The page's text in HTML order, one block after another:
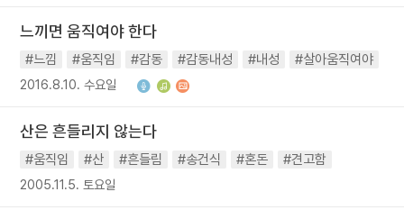
느끼면 움직여야 한다
#느낌 #움직임 #감동 #감동내성 #내성 #살아움직여야
2016.8.10. 수요일
산은 흔들리지 않는다
#움직임 #산 #흔들림 #송건식 #혼돈 #견고함
2005.11.5. 토요일